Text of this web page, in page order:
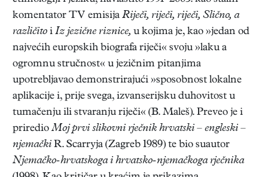
komentator TV emisija Riječi, riječi, riječi, Slično, a
različito i Iz jezične riznice, u kojima je, kao »jedan od
najvećih europskih biografa riječi« svoju »laku a
ogromnu stručnost« u jezičnim pitanjima
upotrebljavao demonstrirajući »sposobnost lokalne
aplikacije i, prije svega, izvanserijsku duhovitost u
tumačenju ili stvaranju riječi« (B. Maleš). Preveo je i
priredioMoj prvi slikovni rječnik hrvatski – engleski –
njemački R. Scarryja (Zagreb 1989) te bio suautor
Njemačko-hrvatskoga i hrvatsko-njemačkoga rječnika